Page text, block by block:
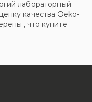
лабораторный
качества Oeko-
, что купите